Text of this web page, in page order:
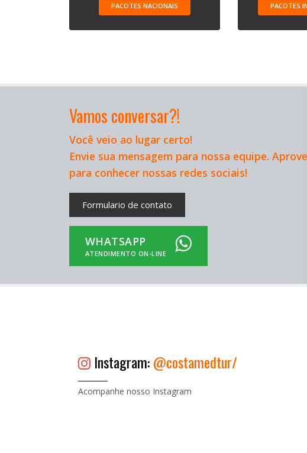
PACOTES NACIONAIS PACOTES
Vamos conversar?!
Você veio ao lugar certo!
Envie sua mensagem para nossa equipe.
para conhecer nossas redes sociais!
Formulario de contato
WHATSAPP
ATENDIMENTO ON-LINE
Instagram:@costamedtur/
Acompanhe nosso Instagram